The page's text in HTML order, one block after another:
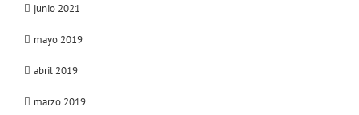
junio 2021
mayo 2019
abril 2019
marzo 2019